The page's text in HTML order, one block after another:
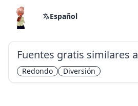
Español
Fuentes gratis similares a
Redondo Diversión